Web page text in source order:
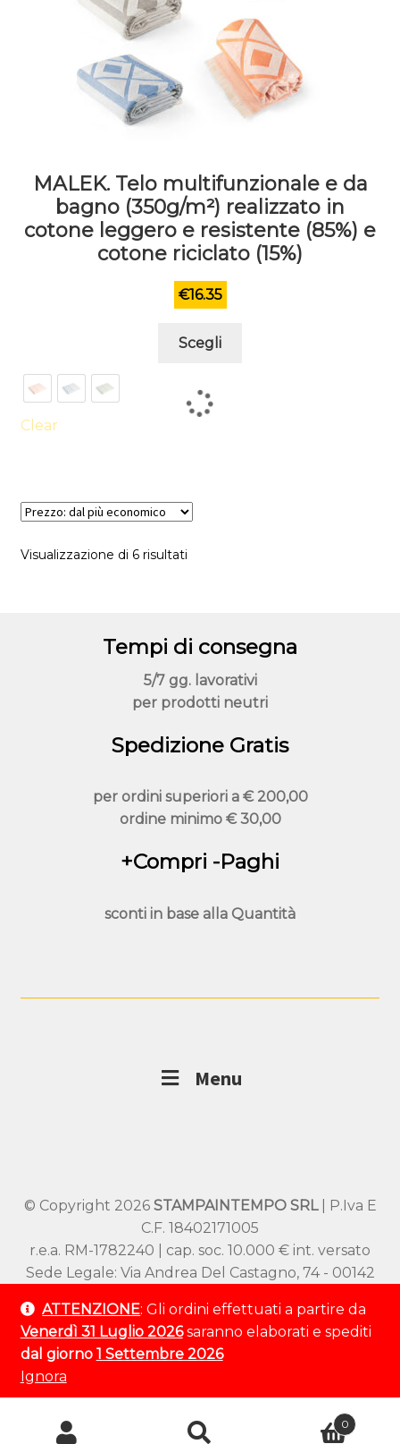
ATTENZIONE: Gli ordini effettuati a partire da
Venerdì 31 Luglio 2026saranno elaborati e spediti
dal giorno 1 Settembre 2026
Ignora
MALEK. Telo multifunzionale e da
bagno (350g/m²) realizzato in
cotone leggero e resistente (85%) e
cotone riciclato (15%)
€16.35
Scegli
Clear
Visualizzazione di 6 risultati
Tempi di consegna
5/7 gg. lavorativi
per prodotti neutri
Spedizione Gratis
per ordini superiori a € 200,00
ordine minimo€ 30,00
+Compri -Paghi
sconti in base alla Quantità
Menu
© Copyright 2026 STAMPAINTEMPO SRL| P.Iva E
C.F. 18402171005
r.e.a. RM-1782240 | cap. soc. 10.000 € int. versato
Sede Legale: Via Andrea Del Castagno, 74 - 00142
Sede Operativa: Viale SS Pietro e Paolo 54/A –
00144 Roma
Tel:+39 320 9529 802
Ricerca
prodotti
0